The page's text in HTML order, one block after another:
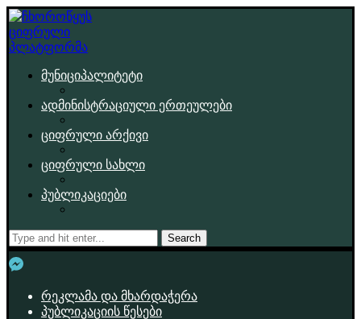
მუნიციპალიტეტი
ადმინისტრაციული ერთეულები
ციფრული არქივი
ციფრული სახლი
პუბლიკაციები
Search
რეკლამა და მხარდაჭერა
პუბლიკაციის წესები